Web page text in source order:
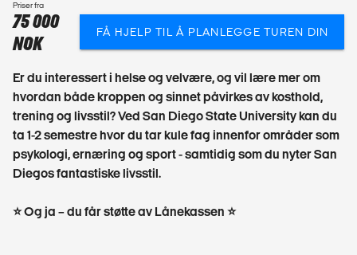
Priser fra
75 000
NOK
FÅ HJELP TIL Å PLANLEGGE TUREN DIN
Er du interessert i helse og velvære, og vil lære mer om
hvordan både kroppen og sinnet påvirkes av kosthold,
trening og livsstil? Ved San Diego State University kan du
ta 1-2 semestre hvor du tar kule fag innenfor områder som
psykologi, ernæring og sport - samtidig som du nyter San
Diegos fantastiske livsstil.
⭐ Og ja – du får støtte av Lånekassen ⭐